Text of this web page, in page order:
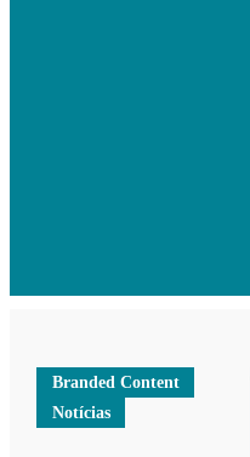
Branded Content
Notícias